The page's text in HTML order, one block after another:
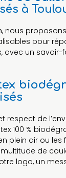
à
, nous
pour
avec un
respect de
100 %
plein air ou les
de
logo, un